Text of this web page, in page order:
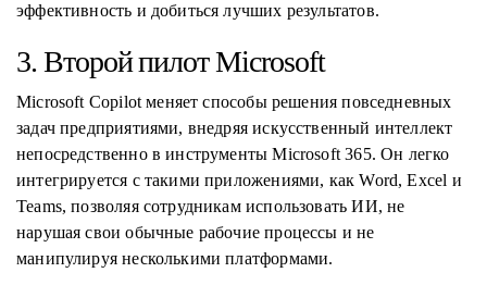
эффективность и добиться лучших результатов.
3. Второй пилот Microsoft
Microsoft Copilot меняет способы решения повседневных
задач предприятиями, внедряя искусственный интеллект
непосредственно в инструменты Microsoft 365. Он легко
интегрируется с такими приложениями, как Word, Excel и
Teams, позволяя сотрудникам использовать ИИ, не
нарушая свои обычные рабочие процессы и не
манипулируя несколькими платформами.